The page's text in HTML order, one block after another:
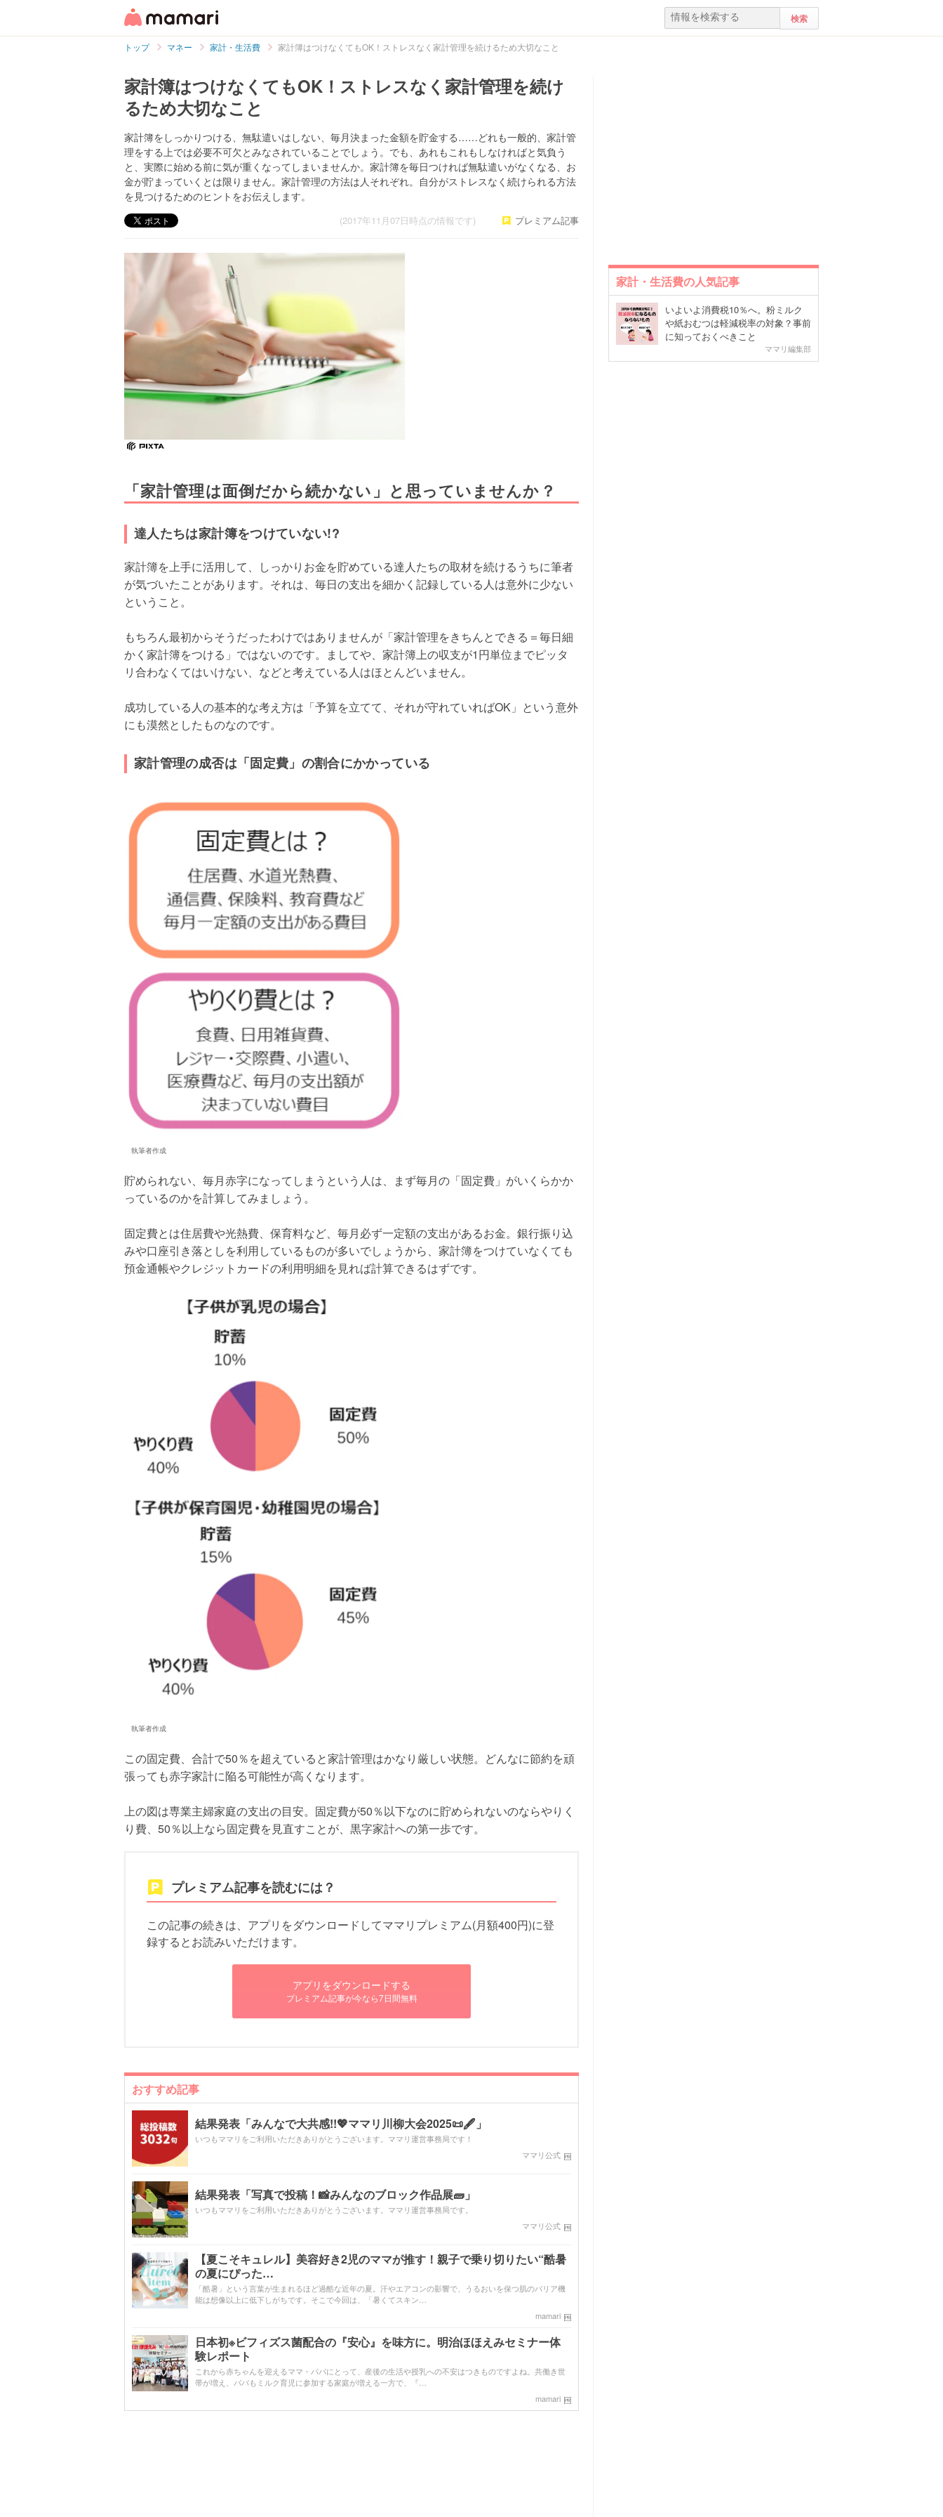
トップ マネー 家計・生活費 家計簿はつけなくてもOK！ストレスなく家計管理を続けるため大切なこと
家計簿はつけなくてもOK！ストレスなく家計管理を続け
るため大切なこと
家計簿をしっかりつける、無駄遣いはしない、毎月決まった金額を貯金する……どれも一般的、家計管
理をする上では必要不可欠とみなされていることでしょう。でも、あれもこれもしなければと気負う
と、実際に始める前に気が重くなってしまいませんか。家計簿を毎日つければ無駄遣いがなくなる、お
金が貯まっていくとは限りません。家計管理の方法は人それぞれ。自分がストレスなく続けられる方法
を見つけるためのヒントをお伝えします。
(2017年11月07日時点の情報です) プレミアム記事
「家計管理は面倒だから続かない」と思っていませんか？
達人たちは家計簿をつけていない!?
家計簿を上手に活用して、しっかりお金を貯めている達人たちの取材を続けるうちに筆者
が気づいたことがあります。それは、毎日の支出を細かく記録している人は意外に少ない
ということ。
もちろん最初からそうだったわけではありませんが「家計管理をきちんとできる＝毎日細
かく家計簿をつける」ではないのです。ましてや、家計簿上の収支が1円単位までピッタ
リ合わなくてはいけない、などと考えている人はほとんどいません。
成功している人の基本的な考え方は「予算を立てて、それが守れていればOK」という意外
にも漠然としたものなのです。
家計管理の成否は「固定費」の割合にかかっている
執筆者作成
貯められない、毎月赤字になってしまうという人は、まず毎月の「固定費」がいくらかか
っているのかを計算してみましょう。
固定費とは住居費や光熱費、保育料など、毎月必ず一定額の支出があるお金。銀行振り込
みや口座引き落としを利用しているものが多いでしょうから、家計簿をつけていなくても
預金通帳やクレジットカードの利用明細を見れば計算できるはずです。
執筆者作成
この固定費、合計で50％を超えていると家計管理はかなり厳しい状態。どんなに節約を頑
張っても赤字家計に陥る可能性が高くなります。
上の図は専業主婦家庭の支出の目安。固定費が50％以下なのに貯められないのならやりく
り費、50％以上なら固定費を見直すことが、黒字家計への第一歩です。
プレミアム記事を読むには？
この記事の続きは、アプリをダウンロードしてママリプレミアム(月額400円)に登
録するとお読みいただけます。
アプリをダウンロードする
プレミアム記事が今なら7日間無料
おすすめ記事
結果発表「みんなで大共感!!💖ママリ川柳大会2025📜🖋️」
いつもママリをご利用いただきありがとうございます。ママリ運営事務局です！
ママリ公式
結果発表「写真で投稿！📸みんなのブロック作品展🧱」
いつもママリをご利用いただきありがとうございます。ママリ運営事務局です。
ママリ公式
【夏こそキュレル】美容好き2児のママが推す！親子で乗り切りたい“酷暑
の夏にぴった…
「酷暑」という言葉が生まれるほど過酷な近年の夏。汗やエアコンの影響で、うるおいを保つ肌のバリア機
能は想像以上に低下しがちです。そこで今回は、「暑くてスキン…
mamari
日本初※ビフィズス菌配合の『安心』を味方に。明治ほほえみセミナー体
験レポート
これから赤ちゃんを迎えるママ・パパにとって、産後の生活や授乳への不安はつきものですよね。共働き世
帯が増え、パパもミルク育児に参加する家庭が増える一方で、『…
mamari
家計・生活費の人気記事
いよいよ消費税10％へ。粉ミルク
や紙おむつは軽減税率の対象？事前
に知っておくべきこと
ママリ編集部